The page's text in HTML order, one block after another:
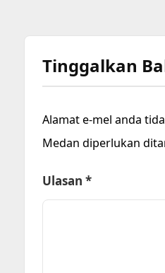
Tinggalkan
Alamat e-mel anda
Medan diperlukan
Ulasan *